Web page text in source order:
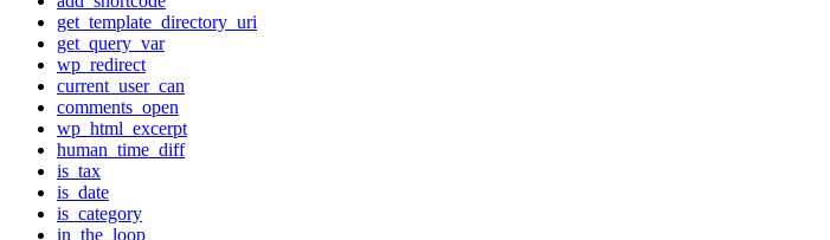
get_template_directory_uri
get_query_var
wp_redirect
current_user_can
comments_open
wp_html_excerpt
human_time_diff
is_tax
is_date
is_category
in_the_loop